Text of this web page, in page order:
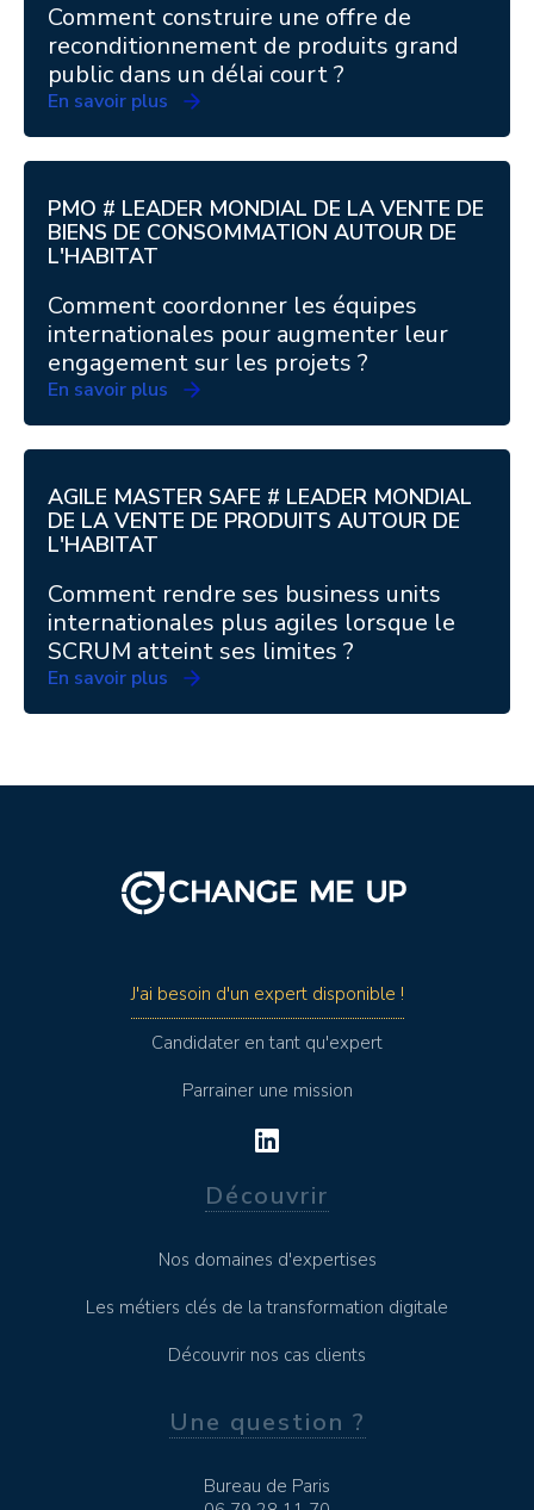
Comment construire une offre de
reconditionnement de produits grand
public dans un délai court ?
En savoir plus
PMO # LEADER MONDIAL DE LA VENTE DE
BIENS DE CONSOMMATION AUTOUR DE
L'HABITAT
Comment coordonner les équipes
internationales pour augmenter leur
engagement sur les projets ?
En savoir plus
AGILE MASTER SAFE # LEADER MONDIAL
DE LA VENTE DE PRODUITS AUTOUR DE
L'HABITAT
Comment rendre ses business units
internationales plus agiles lorsque le
SCRUM atteint ses limites ?
En savoir plus
J'ai besoin d'un expert disponible !
Candidater en tant qu'expert
Parrainer une mission
Découvrir
Nos domaines d'expertises
Les métiers clés de la transformation digitale
Découvrir nos cas clients
Une question ?
Bureau de Paris